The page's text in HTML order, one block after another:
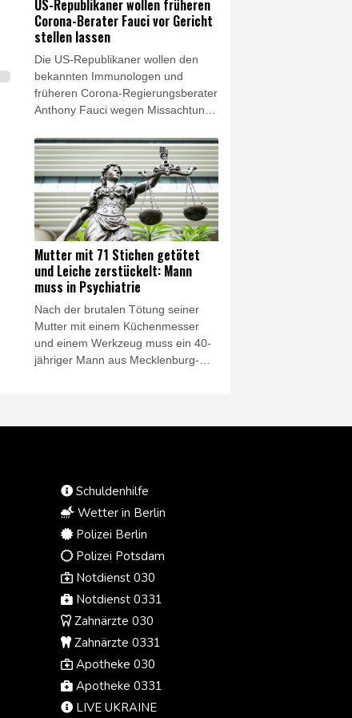
Verkehr gesperrt.
US-Republikaner wollen früheren
Corona-Berater Fauci vor Gericht
stellen lassen
Die US-Republikaner wollen den
bekannten Immunologen und
früheren Corona-Regierungsberater
Anthony Fauci wegen Missachtung
lassen. Ein Ausschuss des von den
Republikanern von US-Präsident
Donald Trump kontrollierten Senats
stimmte am Donnerstag für ein
entsprechendes Vorgehen.
Mutter mit 71 Stichen getötet
und Leiche zerstückelt: Mann
muss in Psychiatrie
Nach der brutalen Tötung seiner
Mutter mit einem Küchenmesser
und einem Werkzeug muss ein 40-
jähriger Mann aus Mecklenburg-
am vergangenen Freitag an, wie ein
Schuldenhilfe
Wetter in Berlin
Polizei Berlin
Polizei Potsdam
Notdienst 030
Notdienst 0331
Zahnärzte 030
Zahnärzte 0331
Apotheke 030
Apotheke 0331
LIVE UKRAINE